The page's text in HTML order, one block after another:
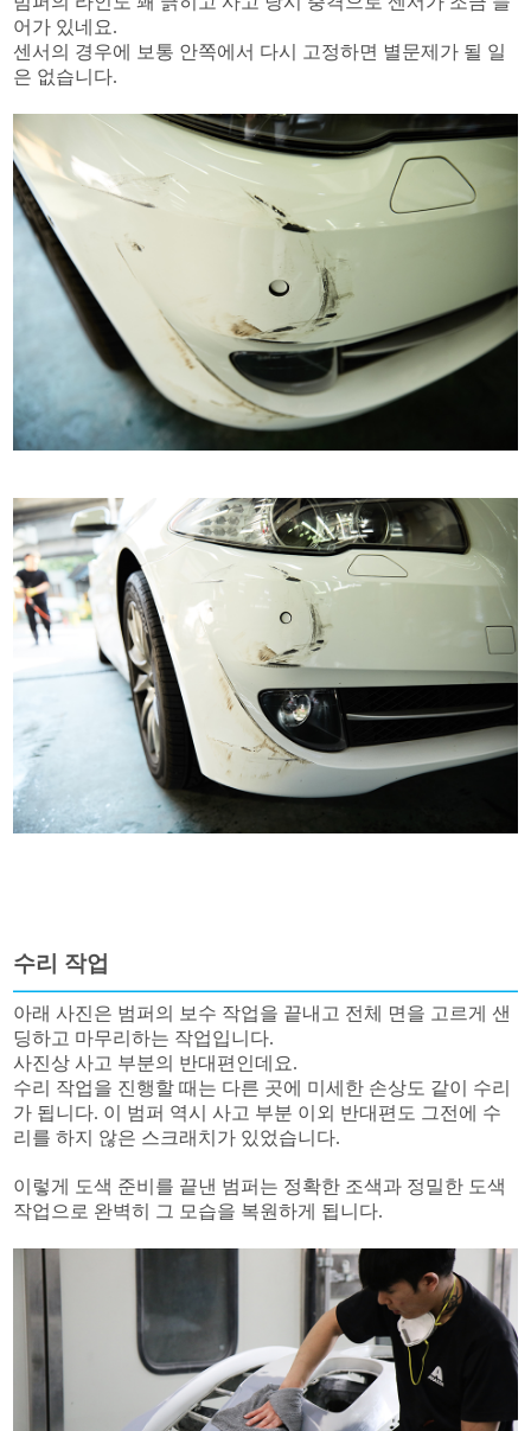
어가 있네요.
센서의 경우에 보통 안쪽에서 다시 고정하면 별문제가 될 일
은 없습니다.
수리 작업
아래 사진은 범퍼의 보수 작업을 끝내고 전체 면을 고르게 샌
딩하고 마무리하는 작업입니다.
사진상 사고 부분의 반대편인데요.
수리 작업을 진행할 때는 다른 곳에 미세한 손상도 같이 수리
가 됩니다. 이 범퍼 역시 사고 부분 이외 반대편도 그전에 수
리를 하지 않은 스크래치가 있었습니다.
이렇게 도색 준비를 끝낸 범퍼는 정확한 조색과 정밀한 도색
작업으로 완벽히 그 모습을 복원하게 됩니다.